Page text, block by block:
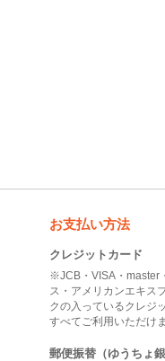
お支払い方法
クレジットカード
※JCB・VISA・master
ス・アメリカンエキス
クの入っているクレジ
すべてご利用いただけま
郵便振替（ゆうちょ銀